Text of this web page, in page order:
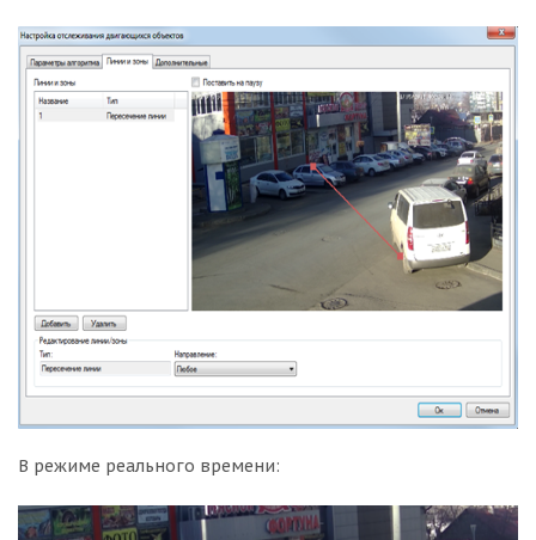
В режиме реального времени: